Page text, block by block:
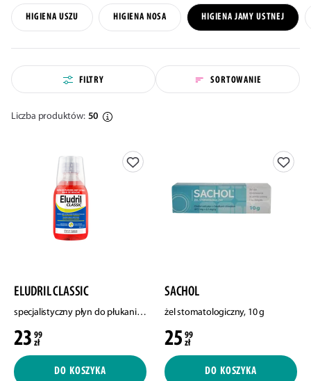
HIGIENA USZU HIGIENA NOSA HIGIENA JAMY USTNEJ
FILTRY SORTOWANIE
Liczba produktów: 50
ELUDRIL CLASSIC
specjalistyczny płyn do płukania jamy ustnej, 200 ml
23 99
zł
DO KOSZYKA
SACHOL
żel stomatologiczny, 10 g
25 99
zł
DO KOSZYKA